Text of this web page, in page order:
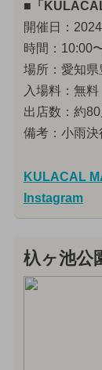
■「
開催日：
時間：10:00
場所：愛知県
入場料：無料
出店数：約
備考：小雨決
KULACAL
Instagram
杁ヶ池公